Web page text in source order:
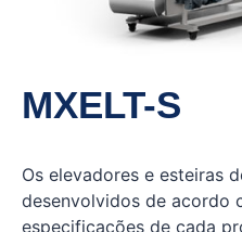
MXELT-S
Os elevadores e esteiras
desenvolvidos de acordo
especificações de cada
Correia plástica